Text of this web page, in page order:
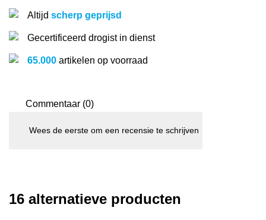
Altijd scherp geprijsd
Gecertificeerd drogist in dienst
65.000 artikelen op voorraad
Commentaar (0)
Wees de eerste om een recensie te schrijven
16 alternatieve producten